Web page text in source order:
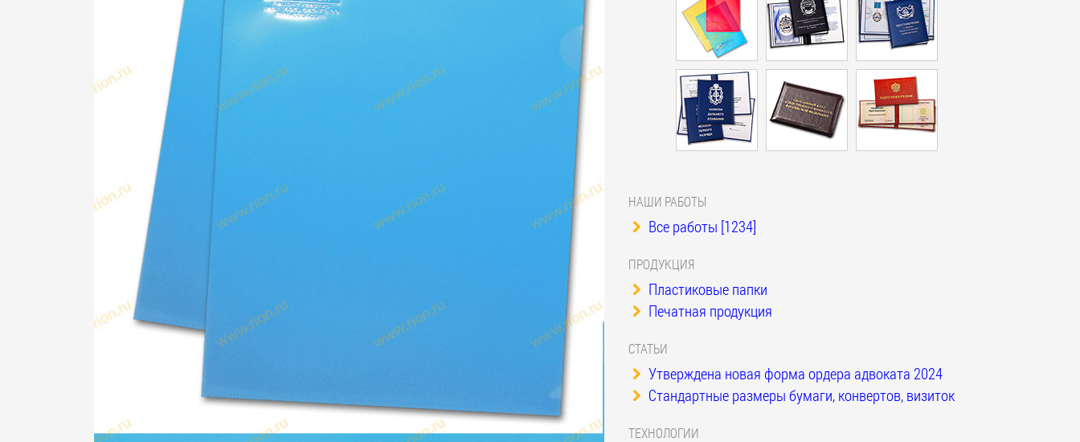
НАШИ РАБОТЫ
Все работы [1234]
ПРОДУКЦИЯ
Пластиковые папки
Печатная продукция
СТАТЬИ
Утверждена новая форма ордера адвоката 2024
Стандартные размеры бумаги, конвертов, визиток
ТЕХНОЛОГИИ